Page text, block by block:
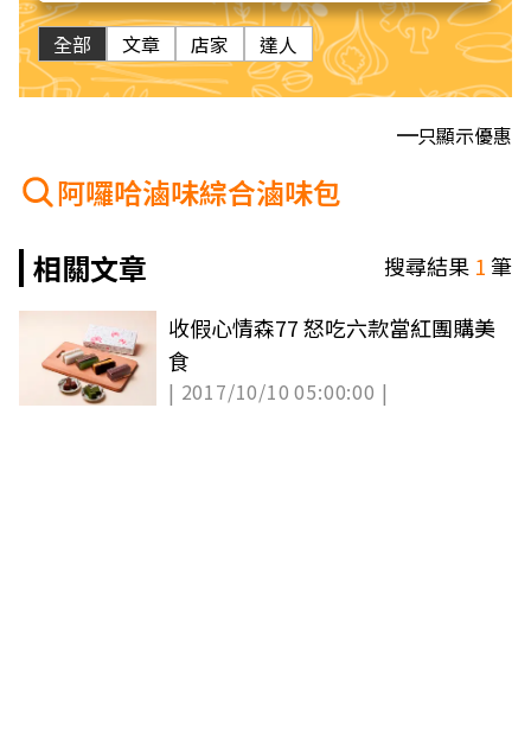
全部 文章 店家 達人
只顯示優惠
阿囉哈滷味綜合滷味包
相關文章
搜尋結果 1筆
收假心情森77 怒吃六款當紅團購美
食
| 2017/10/10 05:00:00 |